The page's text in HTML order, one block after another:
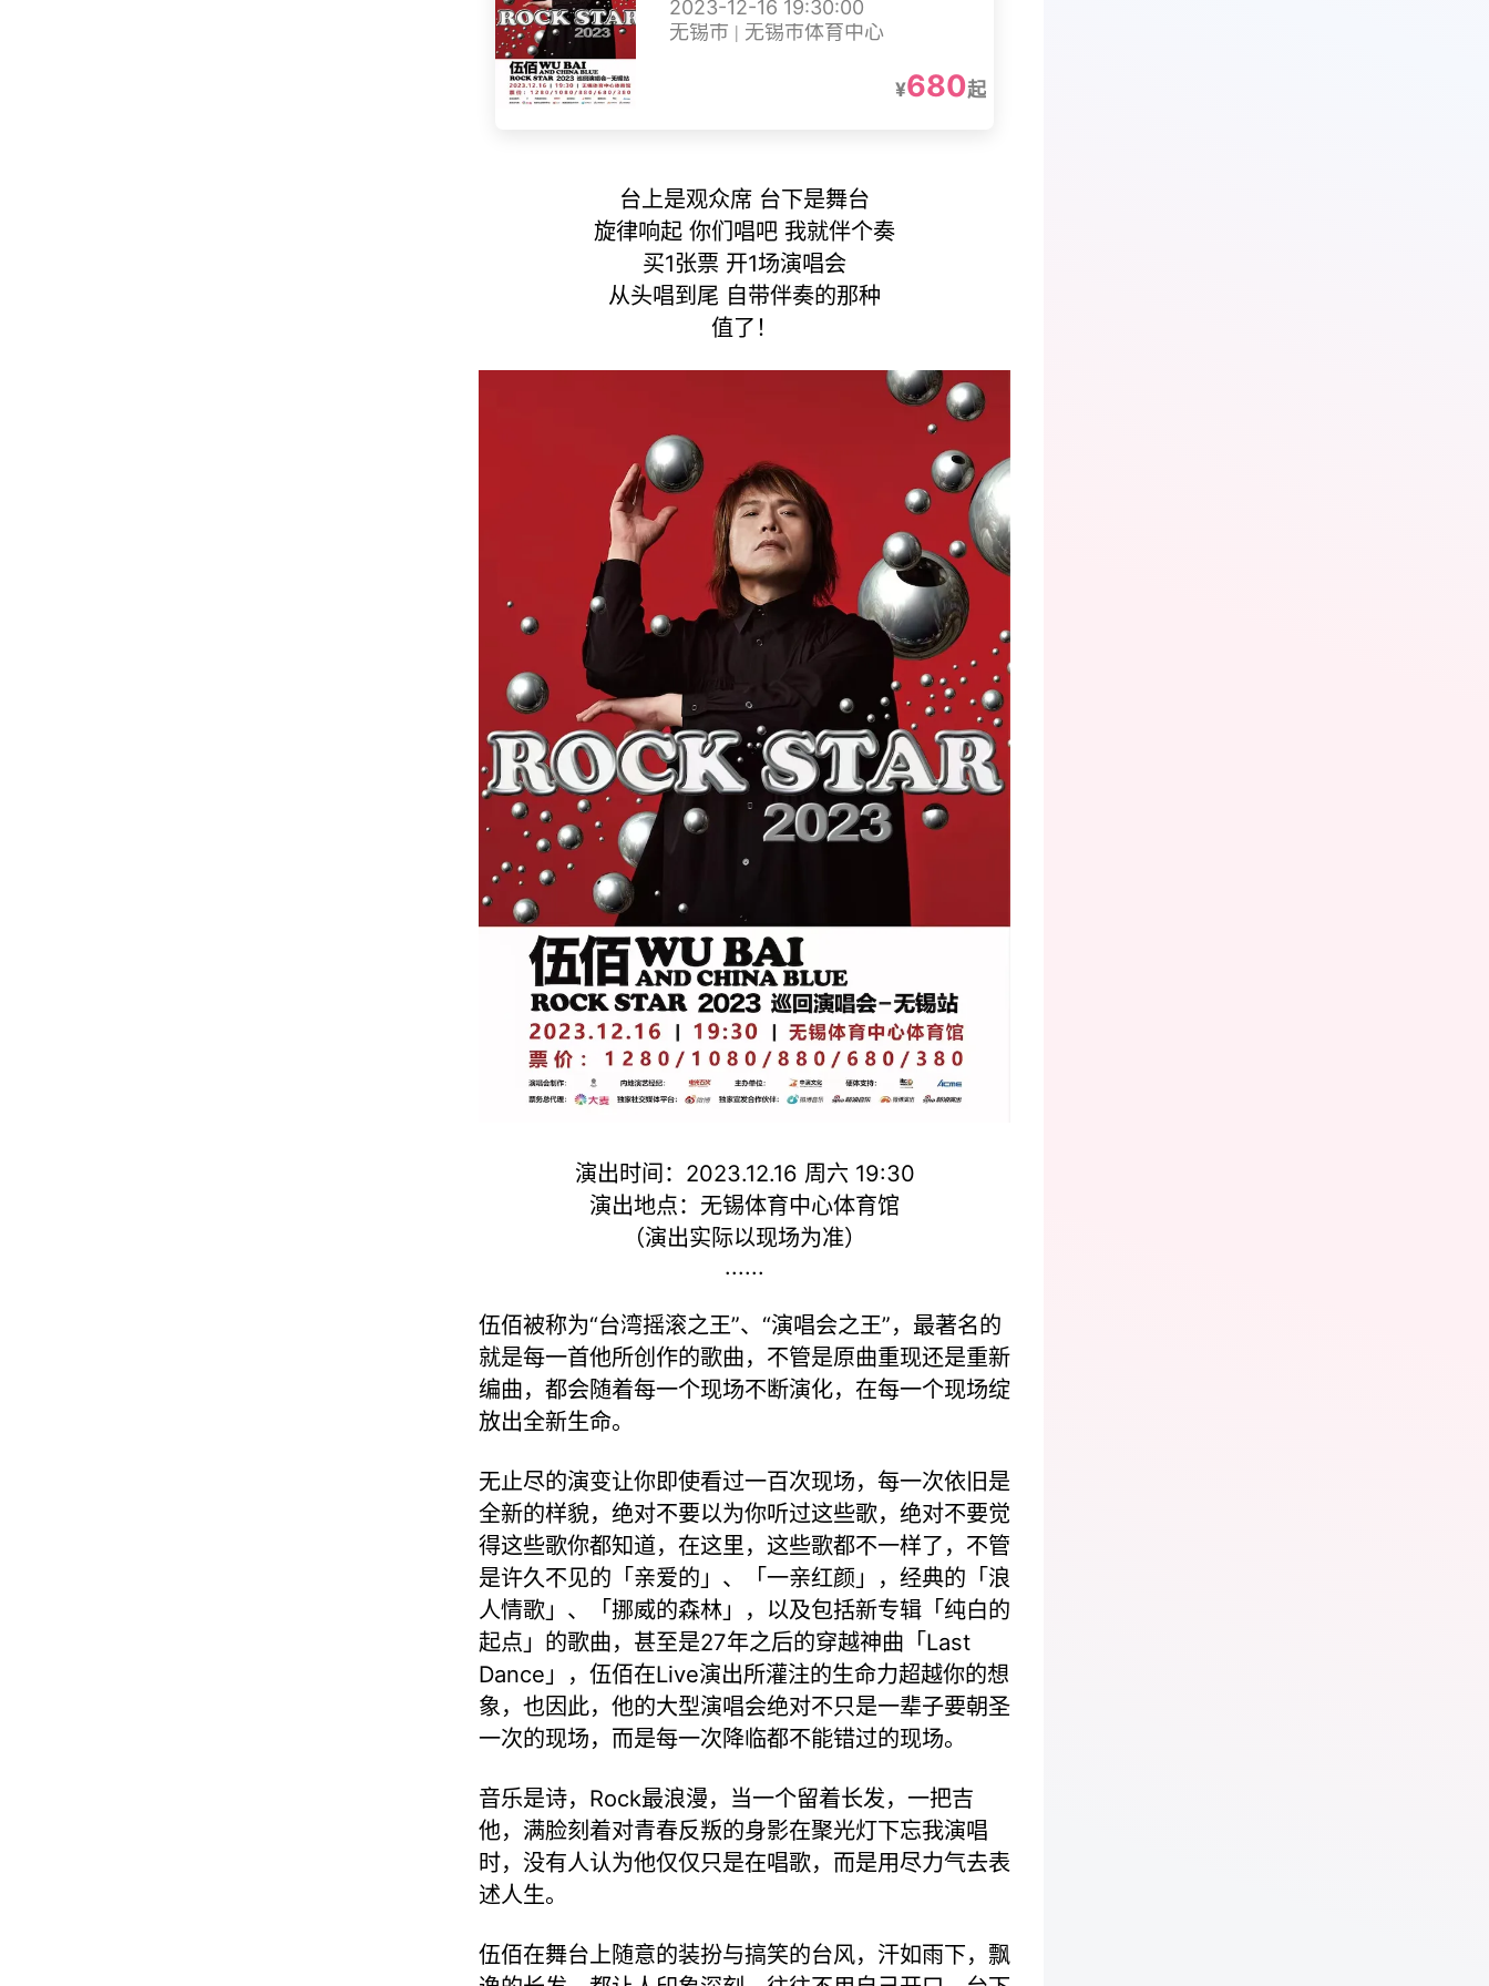
无锡站
2023-12-16 19:30:00
无锡市 | 无锡市体育中心
¥680起
台上是观众席 台下是舞台
旋律响起 你们唱吧 我就伴个奏
买1张票 开1场演唱会
从头唱到尾 自带伴奏的那种
值了！
演出时间：2023.12.16 周六 19:30
演出地点：无锡体育中心体育馆
（演出实际以现场为准）
......
伍佰被称为“台湾摇滚之王”、“演唱会之王”，最著名的
就是每一首他所创作的歌曲，不管是原曲重现还是重新
编曲，都会随着每一个现场不断演化，在每一个现场绽
放出全新生命。
无止尽的演变让你即使看过一百次现场，每一次依旧是
全新的样貌，绝对不要以为你听过这些歌，绝对不要觉
得这些歌你都知道，在这里，这些歌都不一样了，不管
是许久不见的「亲爱的」、「一亲红颜」，经典的「浪
人情歌」、「挪威的森林」，以及包括新专辑「纯白的
起点」的歌曲，甚至是27年之后的穿越神曲「Last
Dance」，伍佰在Live演出所灌注的生命力超越你的想
象，也因此，他的大型演唱会绝对不只是一辈子要朝圣
一次的现场，而是每一次降临都不能错过的现场。
音乐是诗，Rock最浪漫，当一个留着长发，一把吉
他，满脸刻着对青春反叛的身影在聚光灯下忘我演唱
时，没有人认为他仅仅只是在唱歌，而是用尽力气去表
述人生。
伍佰在舞台上随意的装扮与搞笑的台风，汗如雨下，飘